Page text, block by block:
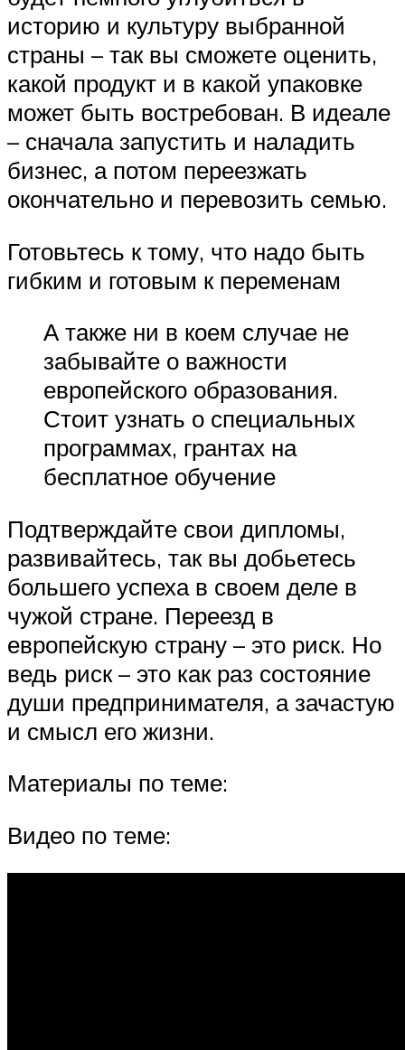
историю и культуру выбранной
страны – так вы сможете оценить,
какой продукт и в какой упаковке
может быть востребован. В идеале
– сначала запустить и наладить
бизнес, а потом переезжать
окончательно и перевозить семью.
Готовьтесь к тому, что надо быть
гибким и готовым к переменам
А также ни в коем случае не
забывайте о важности
европейского образования.
Стоит узнать о специальных
программах, грантах на
бесплатное обучение
Подтверждайте свои дипломы,
развивайтесь, так вы добьетесь
большего успеха в своем деле в
чужой стране. Переезд в
европейскую страну – это риск. Но
ведь риск – это как раз состояние
души предпринимателя, а зачастую
и смысл его жизни.
Материалы по теме:
Видео по теме: